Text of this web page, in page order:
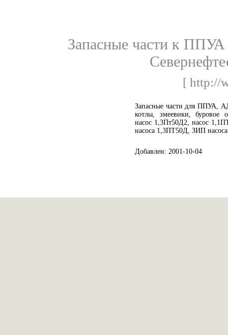
Запасные части к
[ http://
Запасные части для ППУА,
котлы, змеевики, буровое
насос 1,3Пт50Д2, насос
насоса 1,3ПТ50Д, ЗИП
Добавлен: 2001-10-04